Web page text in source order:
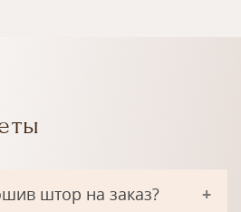
штор на заказ?